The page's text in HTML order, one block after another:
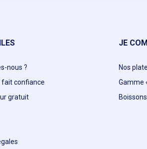
nous ?
fait confiance
gratuit
JE
Nos
Gamme
Boissons